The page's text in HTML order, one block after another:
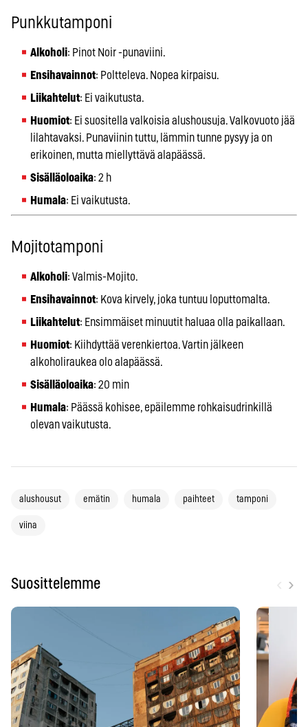
Punkkutamponi
Alkoholi: Pinot Noir -punaviini.
Ensihavainnot: Poltteleva. Nopea kirpaisu.
Liikahtelut: Ei vaikutusta.
Huomiot: Ei suositella valkoisia alushousuja. Valkovuoto jää
lilahtavaksi. Punaviinin tuttu, lämmin tunne pysyy ja on
erikoinen, mutta miellyttävä alapäässä.
Sisälläoloaika: 2 h
Humala: Ei vaikutusta.
Mojitotamponi
Alkoholi: Valmis-Mojito.
Ensihavainnot: Kova kirvely, joka tuntuu loputtomalta.
Liikahtelut: Ensimmäiset minuutit haluaa olla paikallaan.
Huomiot: Kiihdyttää verenkiertoa. Vartin jälkeen
alkoholiraukea olo alapäässä.
Sisälläoloaika: 20 min
Humala: Päässä kohisee, epäilemme rohkaisudrinkillä
olevan vaikutusta.
alushousut emätin humala paihteet tamponi
viina
Suosittelemme ›